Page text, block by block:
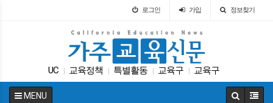
로그인 가입 정보찾기
UC 교육정책 특별활동 교육구 교육구
| 인터뷰 팝사 학교급식 가주교육부 바이든
MENU